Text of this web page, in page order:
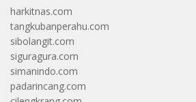
harkitnas.com
tangkubanperahu.com
sibolangit.com
siguragura.com
simanindo.com
padarincang.com